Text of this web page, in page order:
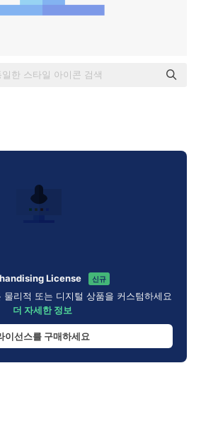
License 신규
물리적 또는 디지털 상품을 커스텀하세요
더 자세한 정보
이선스를 구매하세요